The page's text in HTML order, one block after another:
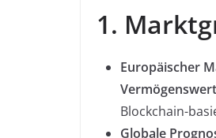
1.
Europäischer
Blockchain-
Globale